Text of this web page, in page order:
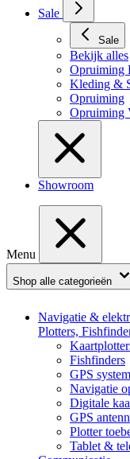
Sale
Sale
Bekijk alles
Opruiming
Kleding &
Opruiming
Opruiming
Showroom
Menu
Shop alle categorieën
Navigatie &
Plotters,
Fishfinders
GPS
Navigatie
Digitale
GPS
Plotter
Tablet &